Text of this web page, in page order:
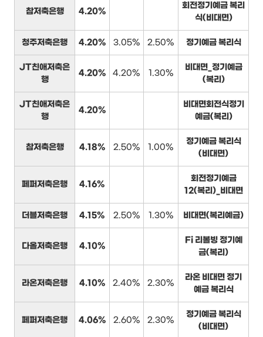
참저축은행 4.20%
회전정기예금 복리
식(비대면)
청주저축은행 4.20% 3.05% 2.50% 정기예금 복리식
JT친애저축은
행
4.20% 4.20% 1.30%
비대면_정기예금
(복리)
JT친애저축은
행
4.20%
비대면회전식정기
예금(복리)
참저축은행 4.18% 2.50% 1.00%
정기예금 복리식
(비대면)
페퍼저축은행 4.16%
회전정기예금
12(복리)_비대면
더블저축은행 4.15% 2.50% 1.30% 비대면(복리예금)
다올저축은행 4.10%
Fi 리볼빙 정기예
금(복리)
라온저축은행 4.10% 2.40% 2.30%
라온 비대면 정기
예금 복리식
페퍼저축은행 4.06% 2.60% 2.30%
정기예금 복리식
(비대면)